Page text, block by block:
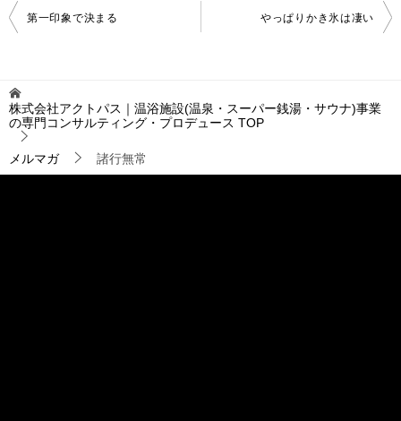
投
稿
ゲ
ー
シ
ョ
ン
第一印象で決まる やっぱりかき氷は凄い
株式会社アクトパス｜温浴施設(温泉・スーパー銭湯・サウナ)事業
の専門コンサルティング・プロデュース TOP
メルマガ 諸行無常